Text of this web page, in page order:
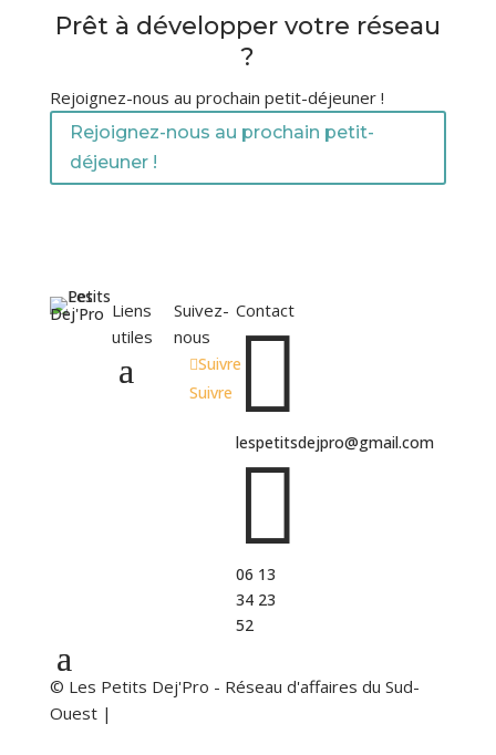
Prêt à développer votre réseau
?
Rejoignez-nous au prochain petit-déjeuner !
Rejoignez-nous au prochain petit-
déjeuner !
Liens
utiles
Suivez-
nous
Suivre
Suivre
Contact

lespetitsdejpro@gmail.com

06 13
34 23
52
© Les Petits Dej'Pro - Réseau d'affaires du Sud-
Ouest |